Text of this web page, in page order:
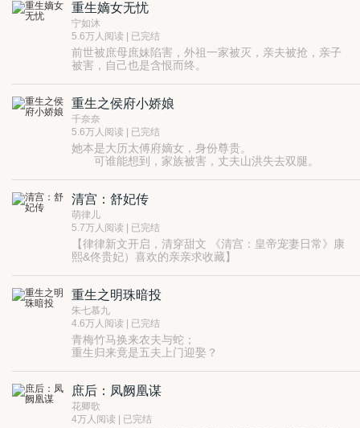
穿到一个陌生的朝代，她能忍受！
已经嫁人了，她也能忍受！
上有公婆，下有儿女，行！她也能忍！
一群虎视眈眈，妖娆丰满的小妾，好！她也咬牙忍了！
只是……
她那个从没见过面的，失踪了五年的侯爷夫君回来了。
回来就回来，可是他……
不但带来了一个表妹贵妾，竟然还怀孕了，孩子生下来
就要转正为平妻！
看多了古代下堂妇的悲惨遭遇，当地位受到威胁的时
候，
她，不忍了！
且看一个现代的小白领，如何在古代的大宅门中翻腾挪
重生嫡女无忧
宁如沐
5.6万人阅读 | 已完结
前世被庶母庶妹陷害，外祖一家被灭，亲夫被抢，亲子
被害，自己也是含恨而终。
庶母心计深，她便玩攻心计；庶妹喜欢抢她男人，那便
送她一打。
占卜算卦是金手指，预测天气是本能，玩弄人心更是天
赋。
可是那个谁，男人得可爱点才有人喜欢，整天摆着一张
冰脸是没人要的。
重生之侯府小娇娘
千奈奈
5.6万人阅读 | 已完结
她本是大历太傅府嫡女，身份尊贵。
可谁能想到，家族被害，丈夫山洪失去双腿。
子的秘密。
一把冰冷的匕首，穿透她的胸膛，葬送了她的性
命。
含恨而死，再睁眼，却没有想到，回到少年时。
她还没有嫁给温齐，她还没有收养养子，家族还没
有衰落，一切都可以重新来过。
那么，这一次，人生又该怎样洗牌呢？
清宫：舒妃传
萌律儿
5.7万人阅读 | 已完结
【律律新文开启，清穿甜文 《清宫：皇帝宠妻日常》康
熙&佟贵妃）喜欢的亲亲求收藏】
一枚四四党成员来到四四的身边，愣是被四四捧在手中
宠成了萌妹子。
没手段、没计谋，只好墙角生蘑菇。
四爷势力宠溺，让她越变越萌，四爷越宠越上心。
平淡宠溺的生活从此开始.......
重生之明珠暗投
朱七慕九
4.6万人阅读 | 已完结
青梅竹马换来农夫与蛇；
重生归来竟是五夫上门迎娶？
庶后：凤阙凰谋
花卿歌
4万人阅读 | 已完结